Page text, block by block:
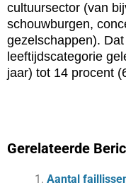
cultuursector (van
schouwburgen,
gezelschappen).
leeftijdscategorie
jaar) tot 14 procent
Gerelateerde
Aantal